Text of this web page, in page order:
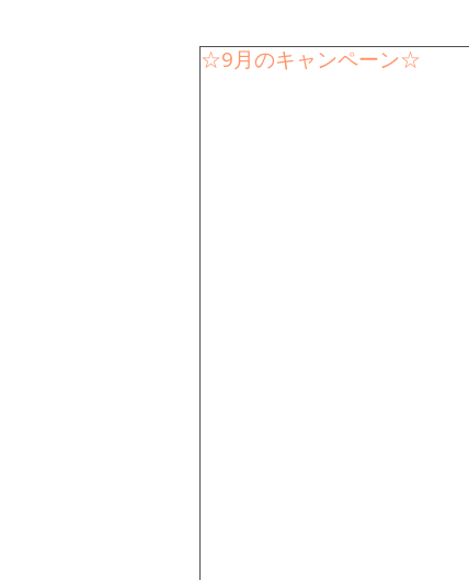
☆9月のキャンペーン☆